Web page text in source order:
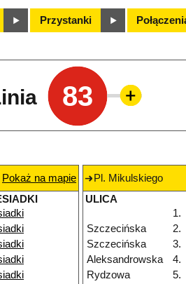
Przystanki
83
Pokaż na mapie
Pl. Mikulskiego
ULICA
1.
Szczecińska
2.
Szczecińska
3.
Aleksandrowska
4.
Rydzowa
5.